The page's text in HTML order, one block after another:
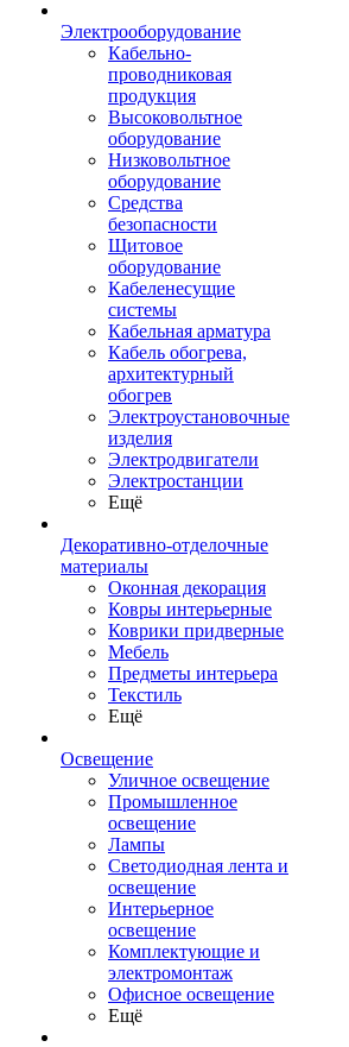
Электрооборудование
Кабельно-
проводниковая
продукция
Высоковольтное
оборудование
Низковольтное
оборудование
Средства
безопасности
Щитовое
оборудование
Кабеленесущие
системы
Кабельная арматура
Кабель обогрева,
архитектурный
обогрев
Электроустановочные
изделия
Электродвигатели
Электростанции
Ещё
Декоративно-отделочные
материалы
Оконная декорация
Ковры интерьерные
Коврики придверные
Мебель
Предметы интерьера
Текстиль
Ещё
Освещение
Уличное освещение
Промышленное
освещение
Лампы
Светодиодная лента и
освещение
Интерьерное
освещение
Комплектующие и
электромонтаж
Офисное освещение
Ещё